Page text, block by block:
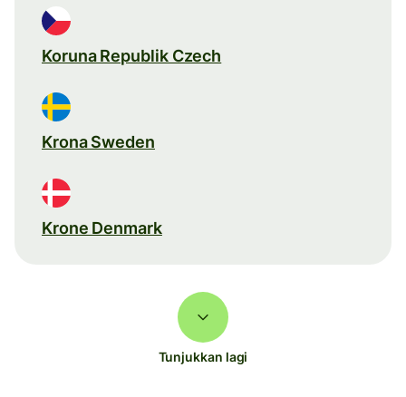
Koruna Republik Czech
Krona Sweden
Krone Denmark
Tunjukkan lagi